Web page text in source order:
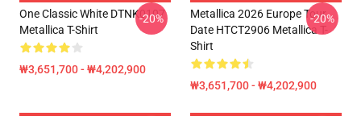
One Classic White DTNK0107
Metallica T-Shirt
₩3,651,700 - ₩4,202,900
-20%
Metallica 2026 Europe Tour
Date HTCT2906 Metallica T-
Shirt
₩3,651,700 - ₩4,202,900
-20%